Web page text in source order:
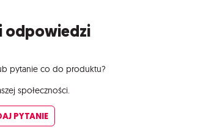
odpowiedzi
pytanie co do produktu?
społeczności.
PYTANIE